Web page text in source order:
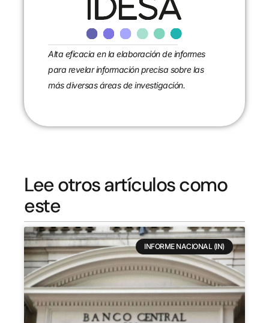
Alta eficacia en la elaboración de informes
para revelar información precisa sobre las
más diversas áreas de investigación.
Lee otros artículos como
este
INFORME NACIONAL (IN)